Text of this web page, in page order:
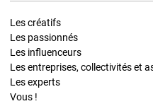
Les créatifs
Les passionnés
Les influenceurs
Les entreprises, collectivités et
Les experts
Vous !